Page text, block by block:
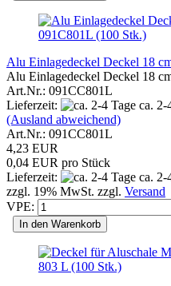
Alu Einlagedeckel Deckel 18
Alu Einlagedeckel Deckel 18
Art.Nr.: 091CC801L
Lieferzeit:
ca. 2-
(Ausland abweichend)
Art.Nr.: 091CC801L
4,23 EUR
0,04 EUR pro Stück
Lieferzeit:
ca. 2-
zzgl. 19% MwSt. zzgl. Versand
VPE:
In den Warenkorb